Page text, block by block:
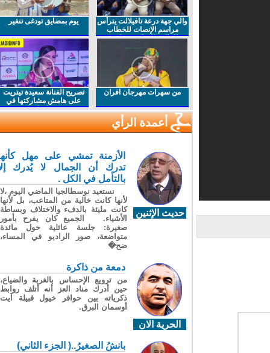
والي جهة درعة تافيلالت يترأس
مراسم الإنصات للخطاب
الملكي السامي بمناسبة
يوم بمضايق تودغى تنغير
من سهرات مهرجان افران
تصريح الفنانة سعيدة تيتريت
على هامش مشاركتها في
مهرجان افران
أعمدة الرأي
حديث الإثنين
الأزمنة تمشي على مهل كأنها
تدرك أن الجمال لا يُدرك إلا
بالتأمل في الكل .
نستعيد نوسطالجيا الماضي اليوم ،لا
لأنها كانت خالية من المتاعب، بل لأنها
كانت مليئة بالدفء والاختلاف وبساطة
الأشياء. الجميع كان يفرح بأمور
صغيرة: جلسة عائلية حول مائدة
متواضعة، صور الراديو في المساء،
ضح�
الحرية الان
دمعة من ذاكرة
من ترويع الإحساس بالغربة والضياع،
حين أدرك مناد العز أنه أتلف روابط
ذكرياته بين حوافر خيول قبيلة آيت
أوسمان البرق.
بانشُ الصغيرُ..( الجزء الثاني)